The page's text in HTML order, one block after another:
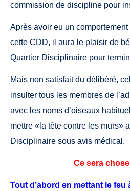
commission de discipline pour
Après avoir eu un
cette CDD, il aura le plaisir de
Quartier Disciplinaire pour
Mais non satisfait du délibéré,
insulter tous les membres de
avec les noms d’oiseaux
mettre «la tête contre les murs»
Disciplinaire sous avis médical.
Ce sera
Tout d’abord en mettant le